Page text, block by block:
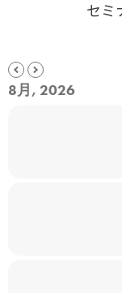
セミ
8月, 2026